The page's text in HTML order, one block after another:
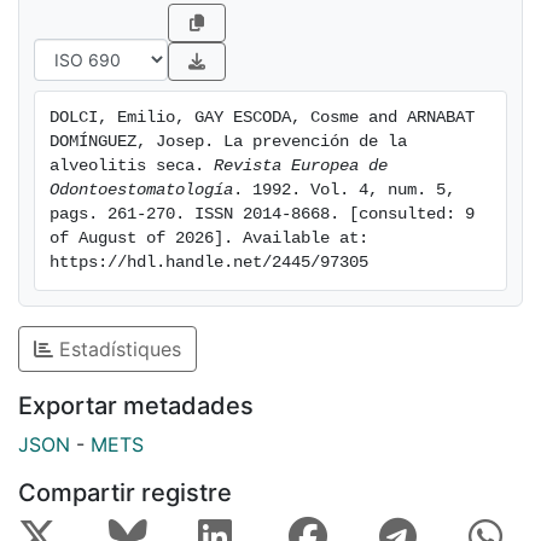
alveolitis seca (aproximadamente 1 %).
DOLCI, Emilio, GAY ESCODA, Cosme and ARNABAT
DOMÍNGUEZ, Josep. La prevención de la
alveolitis seca. Revista Europea de
Odontoestomatología . 1992. Vol. 4, num. 5,
pags. 261-270. ISSN 2014-8668. [consulted: 9
of August of 2026]. Available at:
https://hdl.handle.net/2445/97305
Estadístiques
Exportar metadades
JSON - METS
Compartir registre